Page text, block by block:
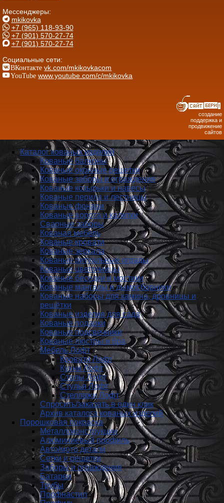
Мессенджеры:
mkikovka
+7 (965) 118-93-90
+7 (901) 570-27-74
+7 (901) 570-27-74
Социальные сети:
ВКонтакте vk.com/mkikovkacom
YouTube www.youtube.com/c/mkikovka
создание
поддержка и
продвижение
сайтов
Каталог кованых изделий
Кованые балконы
Кованые оконные решетки
Кованые заборы и ог­ражде­ния
Кованые козырьки и навесы
Кованые перила и лестницы
Кованые фонари
Кованые ворота и калитки
Сварные заборы
Кованая мебель
Кованые кровати
Кованые зеркала
Кованые ритуальные ограды
Кованые цветочницы
Кованые беседки и мостики
Кованые мангалы и дымосборники
Кованые наборы для камина, дровницы и
решётки
Кованые изделия для сада
Кованые подарки
Кованые подсвечники
Кованые люстры и бра
Мебель Лофт
Кровати Лофт
Кухни Лофт
Столы Лофт
Стулья Лофт
Стеллажи Лофт
Спросить/заказать в один клик
Архив каталога кованых изделий
Порошковая покраска
Металлоконструкции
Алюминиевый профиль
Авто/мото детали
Сетки и решетки
Заборы и ограждения
Батареи
Трубы
Профнастил